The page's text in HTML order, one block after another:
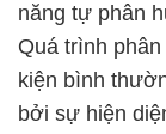
năng tự phân
Quá trình
kiện bình
bởi sự hiện